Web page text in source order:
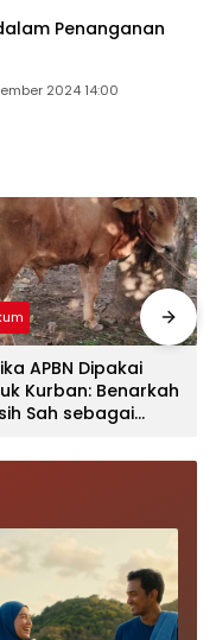
Penanganan
2024 14:00
APBN Dipakai
Kurban: Benarkah
Sah sebagai